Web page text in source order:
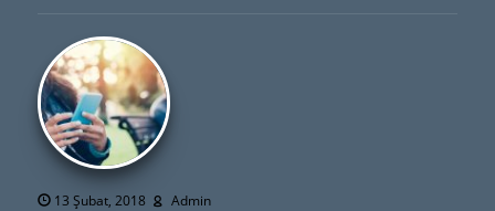
13 Şubat, 2018 Admin